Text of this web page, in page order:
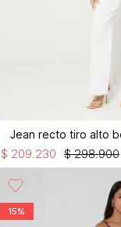
$ 298.900
$ 209 230
15%